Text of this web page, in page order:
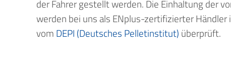
der Fahrer gestellt werden. Die Einhaltung der
werden bei uns als ENplus-zertifizierter
vom DEPI (Deutsches Pelletinstitut) überprüft.